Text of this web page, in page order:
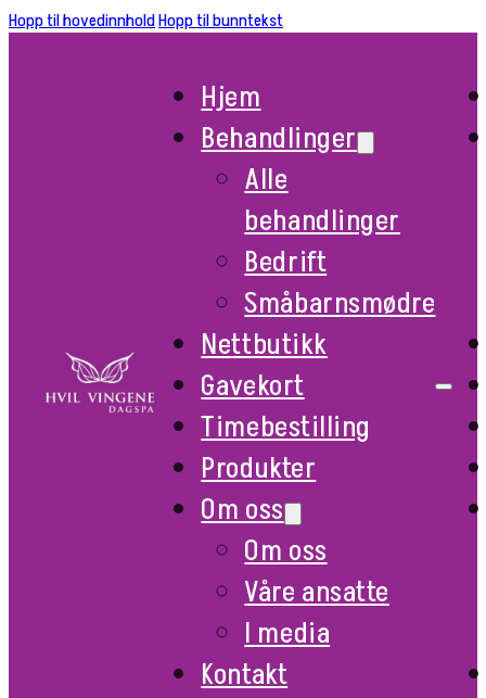
Hopp til hovedinnholdHopp til bunntekst
Hjem
Behandlinger
Alle
behandlinger
Bedrift
Småbarnsmødre
Nettbutikk
Gavekort
Timebestilling
Produkter
Om oss
Om oss
Våre ansatte
I media
Kontakt